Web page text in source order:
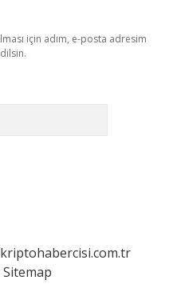
için adım, e-posta adresim
Sitemap